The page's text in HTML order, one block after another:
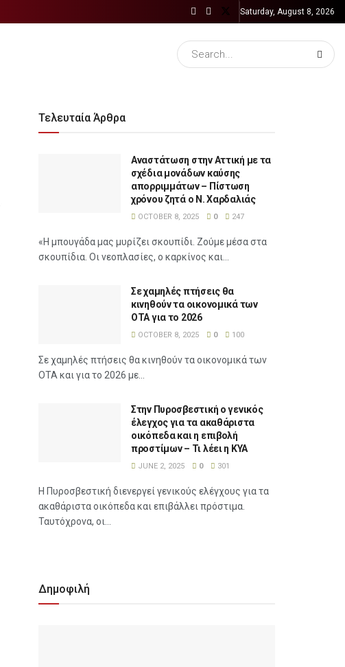
Saturday, August 8, 2026
Τελευταία Άρθρα
Αναστάτωση στην Αττική με τα
σχέδια μονάδων καύσης
απορριμμάτων – Πίστωση
χρόνου ζητά ο Ν. Χαρδαλιάς
OCTOBER 8, 2025 0 247
«Η μπουγάδα μας μυρίζει σκουπίδι. Ζούμε μέσα στα
σκουπίδια. Οι νεοπλασίες, ο καρκίνος και...
Σε χαμηλές πτήσεις θα
κινηθούν τα οικονομικά των
ΟΤΑ για το 2026
OCTOBER 8, 2025 0 100
Σε χαμηλές πτήσεις θα κινηθούν τα οικονομικά των
ΟΤΑ και για το 2026 με...
Στην Πυροσβεστική ο γενικός
έλεγχος για τα ακαθάριστα
οικόπεδα και η επιβολή
προστίμων – Τι λέει η ΚΥΑ
JUNE 2, 2025 0 301
Η Πυροσβεστική διενεργεί γενικούς ελέγχους για τα
ακαθάριστα οικόπεδα και επιβάλλει πρόστιμα.
Ταυτόχρονα, οι...
Δημοφιλή